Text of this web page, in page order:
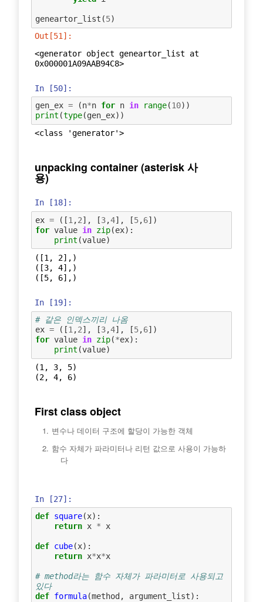
geneartor_list (5)
Out[51]:
<generator object geneartor_list at
0x000001A09AAB94C8>
In [50]:
gen_ex = (n*n for n in range(10))
print (type(gen_ex))
<class 'generator'>
unpacking container (asterisk 사
용)
In [18]:
ex = ([1 ,2], [3,4], [5,6])
for value in zip(ex):
print (value)
([1, 2],)
([3, 4],)
In [19]:
# 같은 인덱스끼리 나옴
ex = ([1 ,2], [3,4], [5,6])
for value in zip(*ex):
print (value)
(1, 3, 5)
First class object
변수나 데이터 구조에 할당이 가능한 객체
함수 자체가 파라미터나 리턴 값으로 사용이 가능하
다
In [27]:
def square(x):
return x * x
def cube(x):
return x*x*x
# method라는 함수 자체가 파라미터로 사용되고
있다
def formula(method , argument_list):